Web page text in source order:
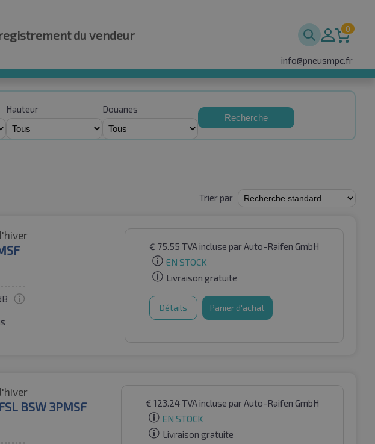
du vendeur 0
info@pneusmpc.fr
Hauteur Douanes
Recherche
Trier par
€ 75.55 TVA incluse par Auto-Raifen GmbH
EN STOCK
Livraison gratuite
Détails Panier d'achat
BSW 3PMSF
€ 123.24TVA incluse par Auto-Raifen GmbH
EN STOCK
Livraison gratuite